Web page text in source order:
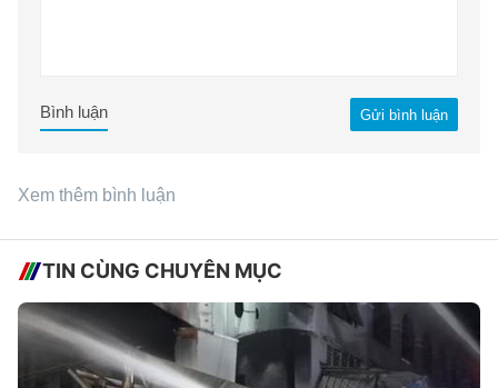
Gửi bình luận
Bình luận
Xem thêm bình luận
TIN CÙNG CHUYÊN MỤC